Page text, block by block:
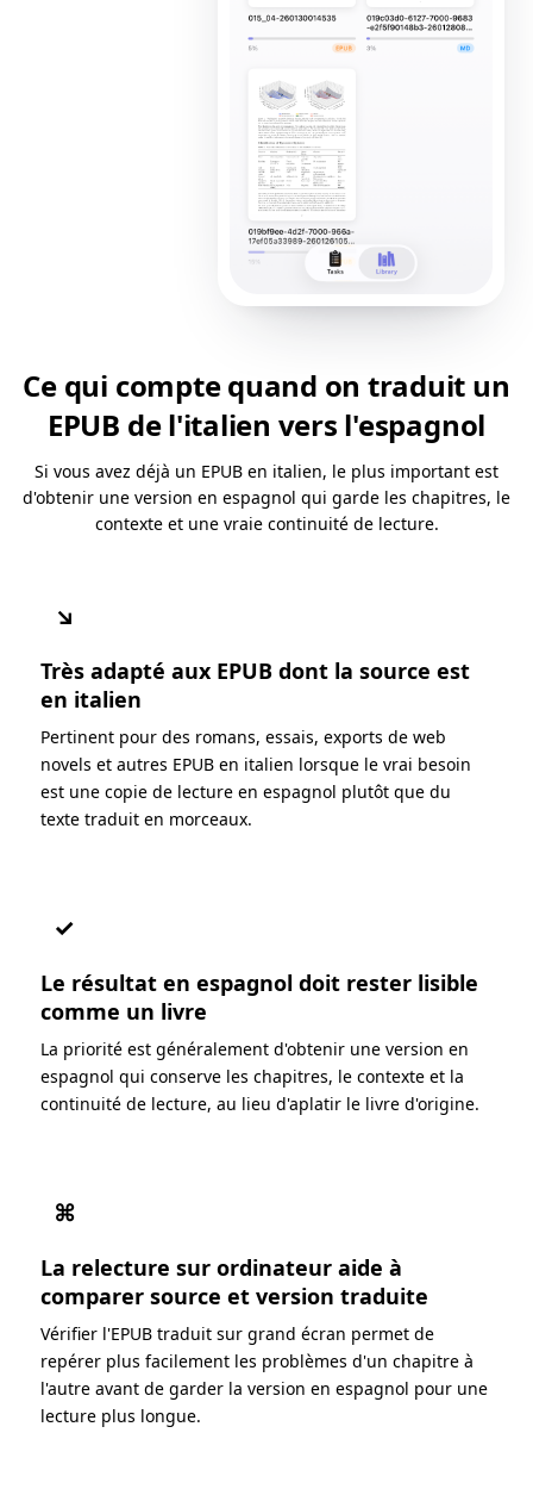
Ce qui compte quand on traduit un
EPUB de l'italien vers l'espagnol
Si vous avez déjà un EPUB en italien, le plus important est
d'obtenir une version en espagnol qui garde les chapitres, le
contexte et une vraie continuité de lecture.
↘
Très adapté aux EPUB dont la source est
en italien
Pertinent pour des romans, essais, exports de web
novels et autres EPUB en italien lorsque le vrai besoin
est une copie de lecture en espagnol plutôt que du
texte traduit en morceaux.
✓
Le résultat en espagnol doit rester lisible
comme un livre
La priorité est généralement d'obtenir une version en
espagnol qui conserve les chapitres, le contexte et la
continuité de lecture, au lieu d'aplatir le livre d'origine.
⌘
La relecture sur ordinateur aide à
comparer source et version traduite
Vérifier l'EPUB traduit sur grand écran permet de
repérer plus facilement les problèmes d'un chapitre à
l'autre avant de garder la version en espagnol pour une
lecture plus longue.